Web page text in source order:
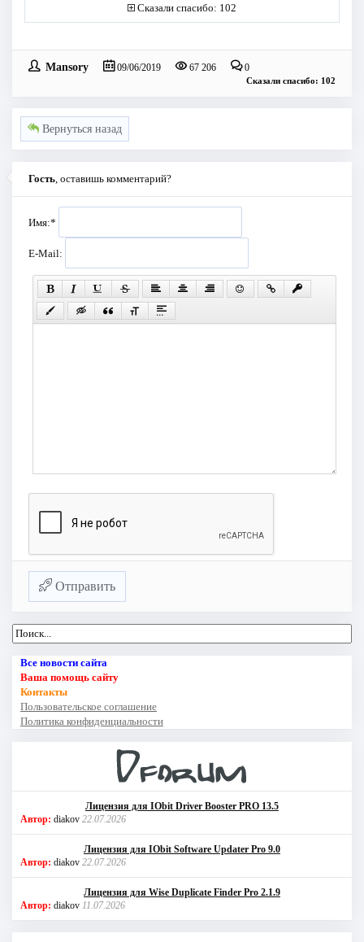
Сказали спасибо: 102
Mansory 09/06/2019 67 206 0
Сказали спасибо: 102
Вернуться назад
Гость, оставишь комментарий?
Имя:*
E-Mail:
Отправить
Все новости сайта
Ваша помощь сайту
Контакты
Пользовательское соглашение
Политика конфиденциальности
Лицензия для IObit Driver Booster PRO 13.5
Автор: diakov 22.07.2026
Лицензия для IObit Software Updater Pro 9.0
Автор: diakov 22.07.2026
Лицензия для Wise Duplicate Finder Pro 2.1.9
Автор: diakov 11.07.2026